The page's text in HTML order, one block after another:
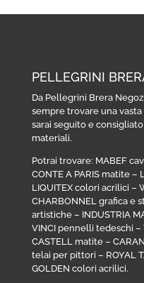
PELLEGRINI
Da Pellegrini Brera
sempre trovare una vasta
sarai seguito e
materiali.
Potrai trovare: MABEF
CONTE A PARIS matite–
LIQUITEX colori acrilici –
CHARBONNEL grafica e
artistiche– INDUSTRIA
VINCI pennelli tedeschi –
CASTELL matite–
telai per pittori – ROYAL
GOLDEN colori acrilici.